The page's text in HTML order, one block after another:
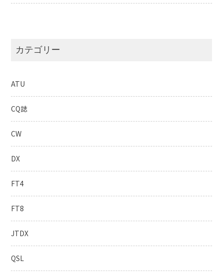
カテゴリー
ATU
CQ誌
CW
DX
FT4
FT8
JTDX
QSL